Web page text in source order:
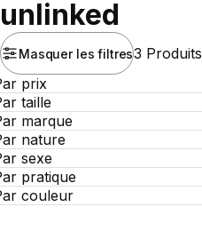
unlinked
Masquer les filtres3 Produits
prix
taille
marque
nature
sexe
pratique
couleur